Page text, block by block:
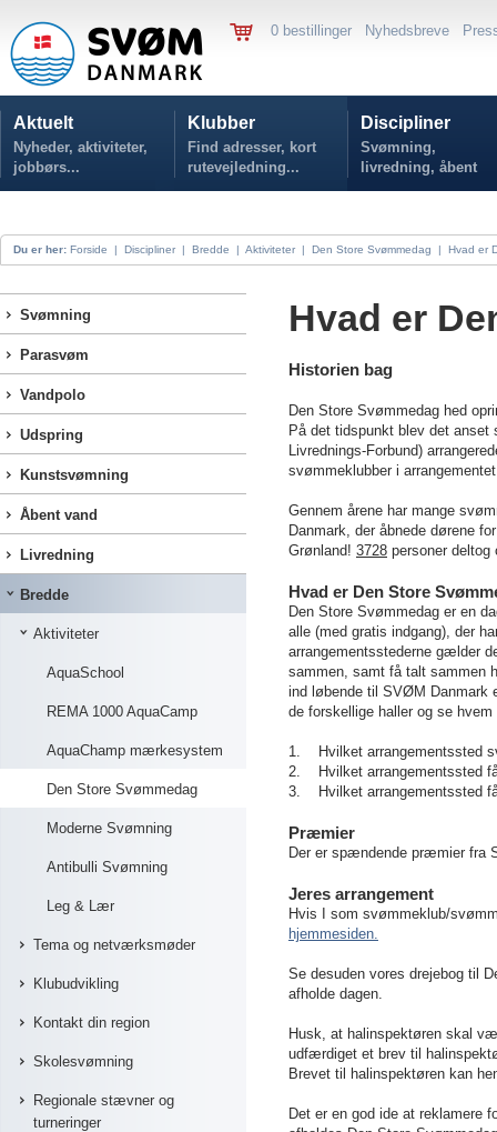
0 bestillinger Nyhedsbreve
Aktuelt
Nyheder, aktiviteter,
jobbørs...
Klubber
Find adresser, kort
rutevejledning...
Discipliner
Svømning,
livredning, åbent
vand...
Du er her: Forside | Discipliner | Bredde | Aktiviteter | Den Store Svømmedag | Hvad er
Svømning
Parasvøm
Vandpolo
Udspring
Kunstsvømning
Åbent vand
Livredning
Bredde
Aktiviteter
AquaSchool
REMA 1000 AquaCamp
AquaChamp mærkesystem
Den Store Svømmedag
Moderne Svømning
Antibulli Svømning
Leg & Lær
Tema og netværksmøder
Klubudvikling
Kontakt din region
Skolesvømning
Regionale stævner og
turneringer
Hvad er
Historien bag
Den Store Svømmedag hed
På det tidspunkt blev det anset
Livrednings-Forbund)
svømmeklubber i
Gennem årene har mange
Danmark, der åbnede dørene
Grønland! 3728 personer
Hvad er Den Store
Den Store Svømmedag er en
alle (med gratis indgang), der
arrangementsstederne gælder
sammen, samt få talt sammen
ind løbende til SVØM Danmark
de forskellige haller og se
1. Hvilket arrangementssted
2. Hvilket arrangementssted
3. Hvilket arrangementssted
Præmier
Der er spændende præmier fra
Jeres arrangement
Hvis I som svømmeklub/
hjemmesiden.
Se desuden vores drejebog til
afholde dagen.
Husk, at halinspektøren skal
udfærdiget et brev til
Brevet til halinspektøren kan
Det er en god ide at reklamere